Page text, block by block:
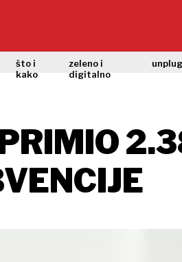
što i
kako
zeleno i
digitalno